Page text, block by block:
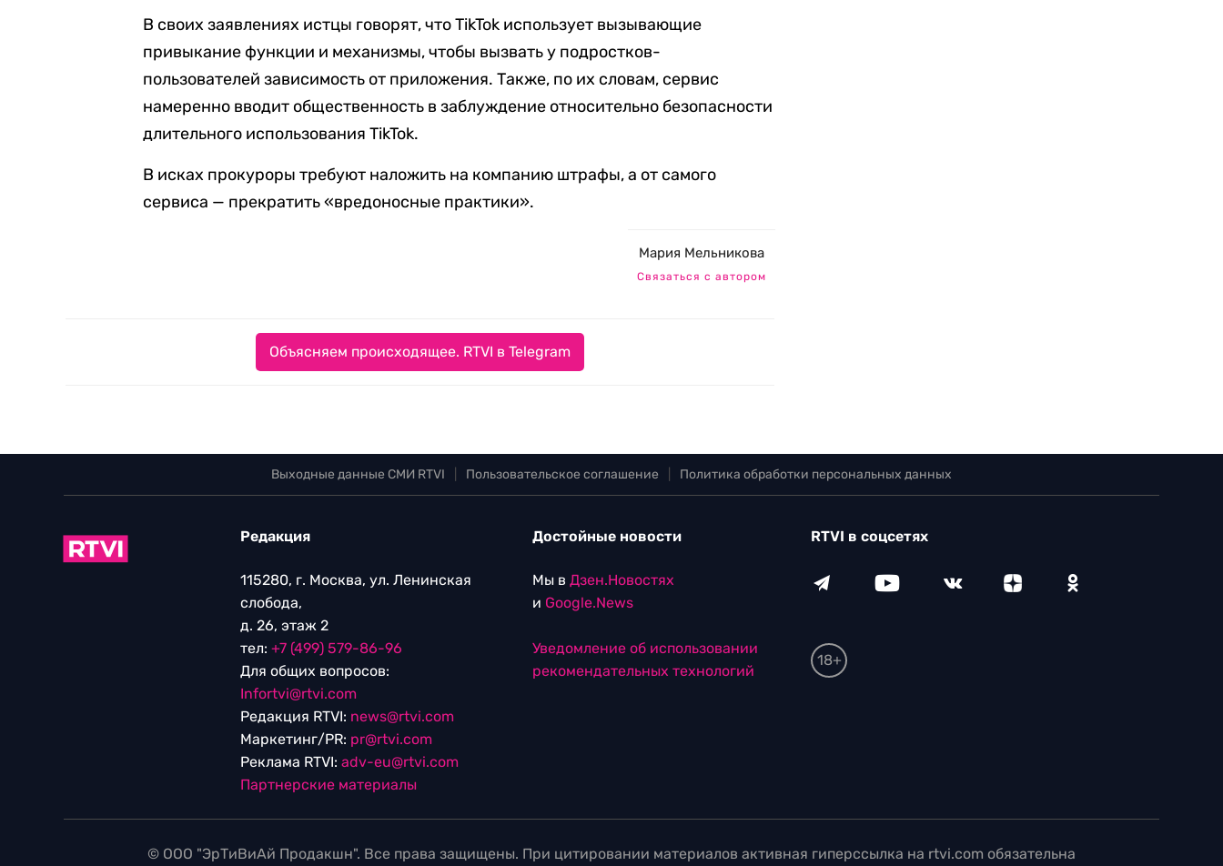
В своих заявлениях истцы говорят, что TikTok использует вызывающие
привыкание функции и механизмы, чтобы вызвать у подростков-
пользователей зависимость от приложения. Также, по их словам, сервис
намеренно вводит общественность в заблуждение относительно безопасности
длительного использования TikTok.
В исках прокуроры требуют наложить на компанию штрафы, а от самого
сервиса — прекратить «вредоносные практики».
Мария Мельникова
Связаться с автором
Объясняем происходящее. RTVI в Telegram
Выходные данные СМИ RTVI Пользовательское соглашение Политика обработки персональных данных
Редакция
115280, г. Москва, ул. Ленинская
слобода,
д. 26, этаж 2
тел: +7 (499) 579-86-96
Для общих вопросов:
Infortvi@rtvi.com
Редакция RTVI: news@rtvi.com
Маркетинг/PR: pr@rtvi.com
Реклама RTVI: adv-eu@rtvi.com
Партнерские материалы
Достойные новости
Мы в Дзен.Новостях
и Google.News
Уведомление об использовании
рекомендательных технологий
RTVI в соцсетях
18+
© ООО "ЭрТиВиАй Продакшн". Все права защищены. При цитировании материалов активная гиперссылка на rtvi.com обязательна